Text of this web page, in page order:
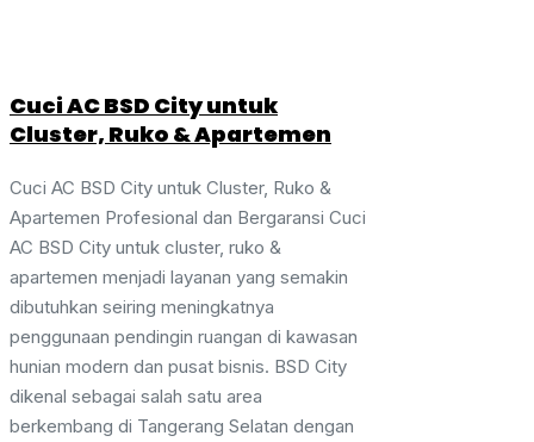
Cuci AC BSD City untuk
Cluster, Ruko & Apartemen
Cuci AC BSD City untuk Cluster, Ruko &
Apartemen Profesional dan Bergaransi Cuci
AC BSD City untuk cluster, ruko &
apartemen menjadi layanan yang semakin
dibutuhkan seiring meningkatnya
penggunaan pendingin ruangan di kawasan
hunian modern dan pusat bisnis. BSD City
dikenal sebagai salah satu area
berkembang di Tangerang Selatan dengan